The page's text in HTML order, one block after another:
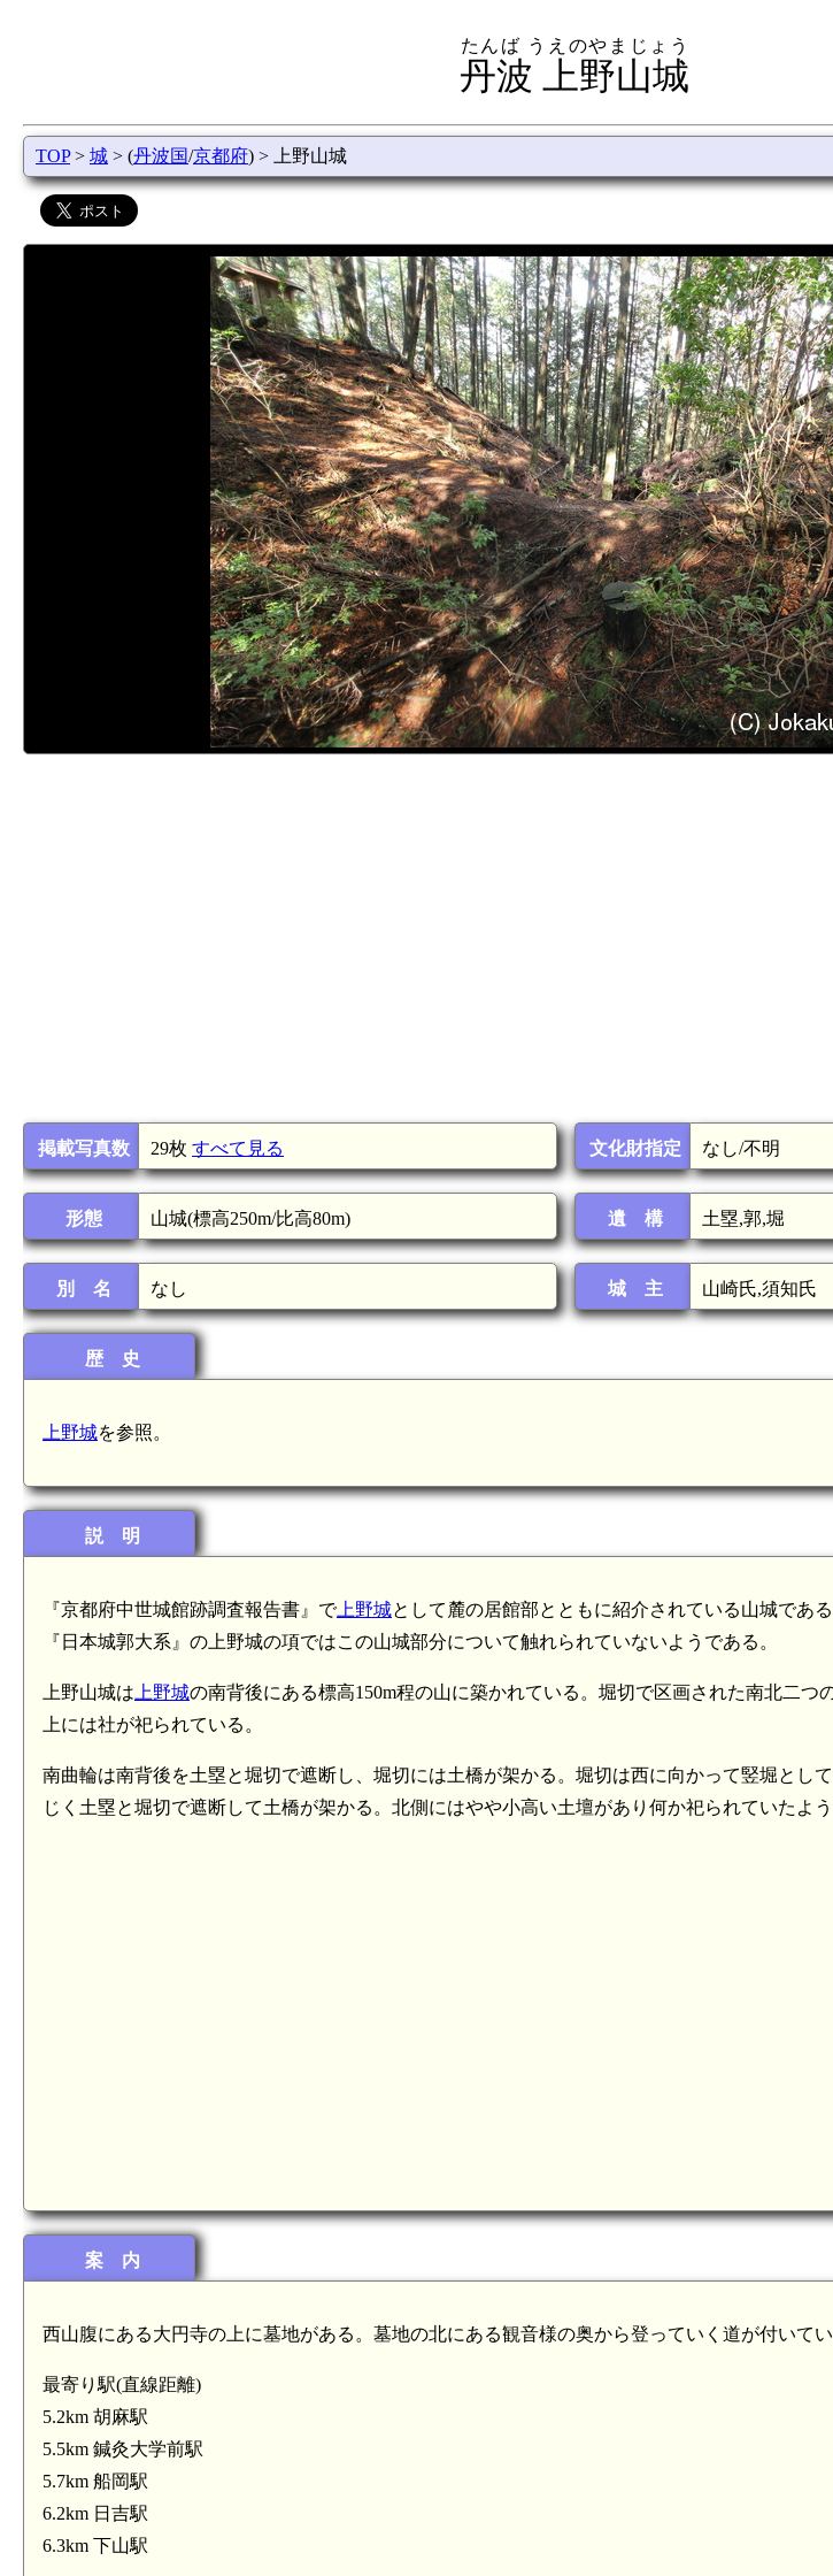
丹波 上野山城
たんば うえのやまじょう
TOP> 城 > (丹波国/京都府) > 上野山城
掲載写真数 29枚 すべて見る
形態 山城(標高250m/比高80m)
別 名 なし
文化財指定 なし/不明
遺 構 土塁,郭,堀
城 主 山崎氏,須知氏
歴 史
上野城を参照。
説 明
『京都府中世城館跡調査報告書』で上野城として麓の居館部とともに紹介されている山城であ
『日本城郭大系』の上野城の項ではこの山城部分について触れられていないようである。
上野山城は 上野城の南背後にある標高150m程の山に築かれている。堀切で区画された南北二つ
上には社が祀られている。
南曲輪は南背後を土塁と堀切で遮断し、堀切には土橋が架かる。堀切は西に向かって竪堀とし
じく土塁と堀切で遮断して土橋が架かる。北側にはやや小高い土壇があり何か祀られていたよ
案 内
西山腹にある大円寺の上に墓地がある。墓地の北にある観音様の奥から登っていく道が付いてい
最寄り駅(直線距離)
5.2km 胡麻駅
5.5km 鍼灸大学前駅
5.7km 船岡駅
6.2km 日吉駅
6.3km 下山駅